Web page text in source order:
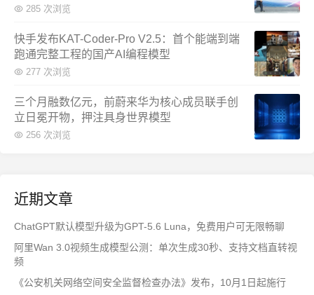
285 次浏览
快手发布KAT-Coder-Pro V2.5：首个能端到端
跑通完整工程的国产AI编程模型
277 次浏览
三个月融数亿元，前蔚来华为核心成员联手创
立日冕开物，押注具身世界模型
256 次浏览
近期文章
ChatGPT默认模型升级为GPT-5.6 Luna，免费用户可无限畅聊
阿里Wan 3.0视频生成模型公测：单次生成30秒、支持文档直转视
频
《公安机关网络空间安全监督检查办法》发布，10月1日起施行